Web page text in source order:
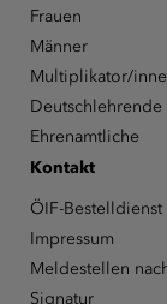
Frauen
Männer
Multiplikator/
Deutschlehrende
Ehrenamtliche
Kontakt
ÖIF-Bestelldienst
Impressum
Meldestellen
Signatur